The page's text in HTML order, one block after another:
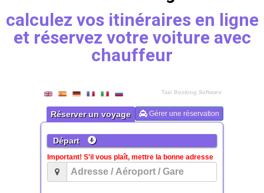
calculez vos itinéraires en ligne
et réservez votre voiture avec
chauffeur